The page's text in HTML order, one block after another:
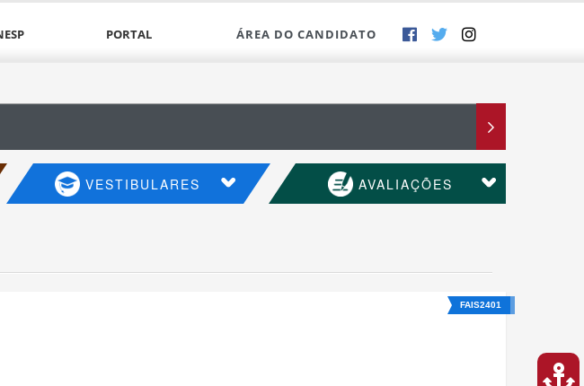
PORTAL ÁREA DO CANDIDATO
VESTIBULARES AVALIAÇÕES
FAIS2401